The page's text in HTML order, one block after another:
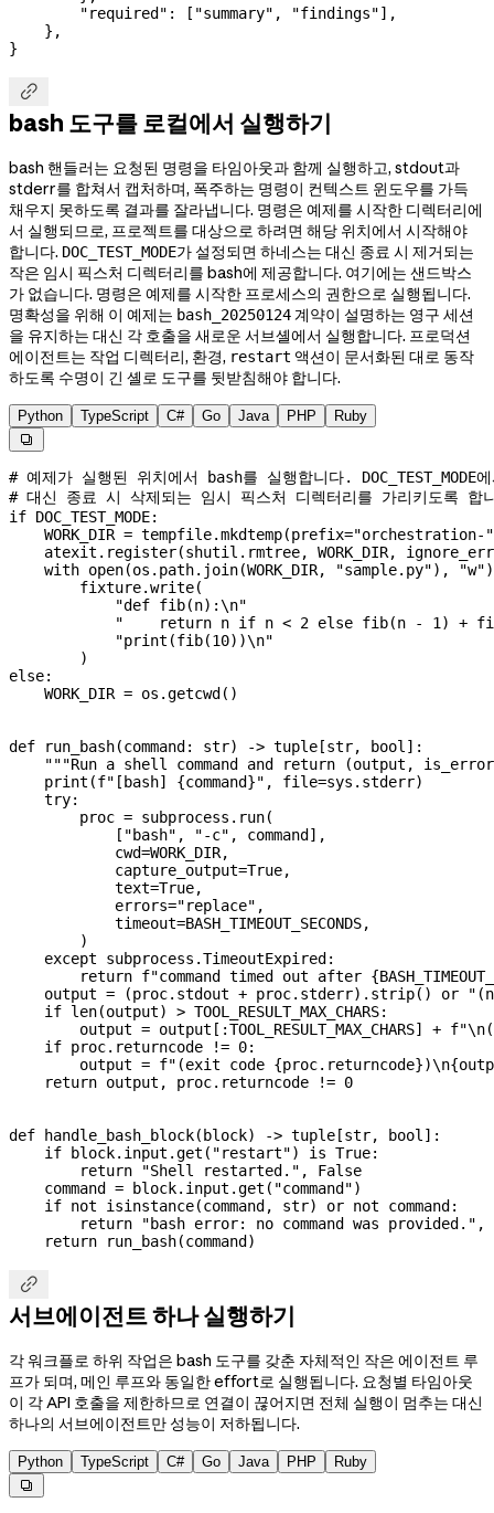
        "required"
: [ "summary" , "findings"],
    },
}

bash 도구를 로컬에서 실행하기
bash 핸들러는 요청된 명령을 타임아웃과 함께 실행하고, stdout과
stderr를 합쳐서 캡처하며, 폭주하는 명령이 컨텍스트 윈도우를 가득
채우지 못하도록 결과를 잘라냅니다. 명령은 예제를 시작한 디렉터리에
서 실행되므로, 프로젝트를 대상으로 하려면 해당 위치에서 시작해야
합니다. DOC_TEST_MODE가 설정되면 하네스는 대신 종료 시 제거되는
작은 임시 픽스처 디렉터리를 bash에 제공합니다. 여기에는 샌드박스
가 없습니다. 명령은 예제를 시작한 프로세스의 권한으로 실행됩니다.
명확성을 위해 이 예제는 bash_20250124계약이 설명하는 영구 세션
을 유지하는 대신 각 호출을 새로운 서브셸에서 실행합니다. 프로덕션
에이전트는 작업 디렉터리, 환경, restart 액션이 문서화된 대로 동작
하도록 수명이 긴 셸로 도구를 뒷받침해야 합니다.
Python TypeScript C# Go Java PHP Ruby

# 예제가 실행된 위치에서 bash를 실행합니다. DOC_TEST_MODE
# 대신 종료 시 삭제되는 임시 픽스처 디렉터리를 가리키도록 합
if DOC_TEST_MODE:
    WORK_DIR
= tempfile.mkdtemp(prefix="orchestration-"
    atexit.register(shutil.rmtree,
WORK_DIR,
    with
open(os.path.join(WORK_DIR, "sample.py"), "w"
        fixture.write(
            "def fib(n):
\n"
"    return n if n < 2 else fib(n - 1) +
            "print(fib(10))
\n"
        )
else:
    WORK_DIR
= os.getcwd()
def run_bash(command : str) -> tuple[str, bool]:
"""Run a shell command and return (output,
    print
(f"[bash] {command}" , file=sys.stderr)
    try
:
        proc
= subprocess.run(
            [
"bash" , "-c" , command],
            cwd
=WORK_DIR,
            capture_output
=True,
            text
=True,
            errors
="replace" ,
            timeout
=BASH_TIMEOUT_SECONDS,
        )
    except
subprocess.TimeoutExpired:
        return
f"command timed out after {
    output
= (proc.stdout + proc.stderr).strip() or
    if
len(output) > TOOL_RESULT_MAX_CHARS:
        output
= output[:TOOL_RESULT_MAX_CHARS] + f"\n
    if
proc.returncode != 0:
        output
= f"(exit code {proc.returncode})\n{
    return
output, proc.returncode != 0
def handle_bash_block( block) -> tuple[str, bool]:
    if
block.input.get( "restart") is True:
        return
"Shell restarted." , False
    command
= block.input.get( "command")
    if
not isinstance(command, str) or not command:
        return
"bash error: no command was provided." ,
    return
run_bash(command)

서브에이전트 하나 실행하기
각 워크플로 하위 작업은 bash 도구를 갖춘 자체적인 작은 에이전트 루
프가 되며, 메인 루프와 동일한 effort로 실행됩니다. 요청별 타임아웃
이 각 API 호출을 제한하므로 연결이 끊어지면 전체 실행이 멈추는 대신
하나의 서브에이전트만 성능이 저하됩니다.
Python TypeScript C# Go Java PHP Ruby
